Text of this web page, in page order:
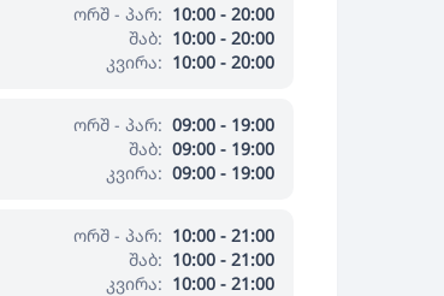
ორშ - პარ: 10:00 - 20:00
შაბ: 10:00 - 20:00
კვირა: 10:00 - 20:00
ორშ - პარ: 09:00 - 19:00
შაბ: 09:00 - 19:00
კვირა: 09:00 - 19:00
ორშ - პარ: 10:00 - 21:00
შაბ: 10:00 - 21:00
კვირა: 10:00 - 21:00